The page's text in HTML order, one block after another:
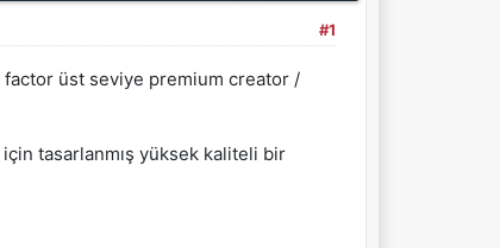
#1
factor üst seviye premium creator /
tasarlanmış yüksek kaliteli bir